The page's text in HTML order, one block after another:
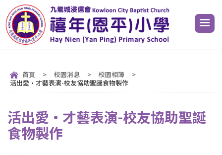
首頁 > 校園消息 > 校園相簿
>
活出愛·才藝表演-校友協助聖誕食物製作
活出愛·才藝表演-校友協助聖誕
食物製作